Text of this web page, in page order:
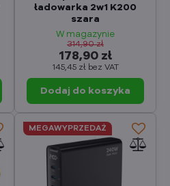
ładowarka 2w1 K200
szara
W magazynie
178,90 zł
145,45 zł bez VAT
314,90 zł
Dodaj do koszyka
MEGAWYPRZEDAŻ